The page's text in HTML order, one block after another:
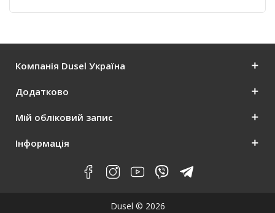
Компанія Dusel Україна
Додатково
Мій обліковий запис
Інформація
Dusel © 2026